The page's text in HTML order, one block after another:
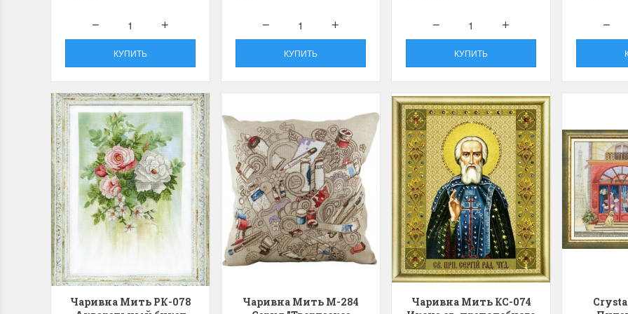
Хороший набор
Ларина Евгения
1 апреля 2026 14:55
(Белый медведь с
медвежатами)
Красивый набор
Очень красивый и раритетный сюжет,
комплектация хорошая.
Ларина Евгения
1 апреля 2026 14:55
схема, мягкие
качества.
Ларина Евгения
1 апреля 2026 14:53
КУПИТЬ КУПИТЬ КУПИТЬ
Чаривна Мить РК-078
Чаривна Мить М-284
Чаривна Мить КС-074